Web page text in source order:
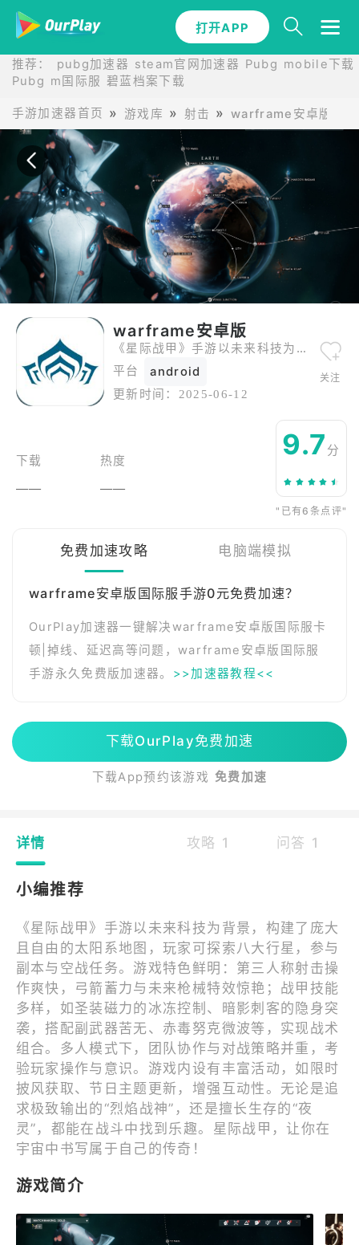
打开APP
推荐： pubg加速器 steam官网加速器 Pubg mobile下载
Pubg m国际服 碧蓝档案下载
手游加速器首页 游戏库 射击 warframe安卓版
打开APP
warframe安卓版
《星际战甲》手游以未来科技为背景，构建了庞大且自由的太阳系地图，玩家可探索八大行星，参与副本与空战任务。游戏特色鲜明：第三人称射击操作爽快，弓箭蓄力与未来枪械特效惊艳；战甲技能多样，如圣装磁力的冰冻控制、暗影刺客的隐身突袭，搭配副武器苦无、赤毒努克微波等，实现战术组合。多人模式下，团队协作与对战策略并重，考验玩家操作与意识。游戏内设有丰富活动，如限时披风获取、节日主题更新，增强互动性。无论是追求极致输出的“烈焰战神”，还是擅长生存的“夜灵”，都能在战斗中找到乐趣。星际战甲，让你在宇宙中书写属于自己的传奇！
平台
android
更新时间： 2025-06-12
关注
下载
——
热度
——
9.7 分
"已有6条点评"
免费加速攻略 电脑端模拟
warframe安卓版国际服手游0元免费加速？
OurPlay加速器一键解决warframe安卓版国际服卡
顿|掉线、延迟高等问题，warframe安卓版国际服
手游永久免费版加速器。 >>加速器教程<<
下载OurPlay免费加速
下载App预约该游戏 免费加速
详情 攻略 1 问答 1
小编推荐
《星际战甲》手游以未来科技为背景，构建了庞大
且自由的太阳系地图，玩家可探索八大行星，参与
副本与空战任务。游戏特色鲜明：第三人称射击操
作爽快，弓箭蓄力与未来枪械特效惊艳；战甲技能
多样，如圣装磁力的冰冻控制、暗影刺客的隐身突
袭，搭配副武器苦无、赤毒努克微波等，实现战术
组合。多人模式下，团队协作与对战策略并重，考
验玩家操作与意识。游戏内设有丰富活动，如限时
披风获取、节日主题更新，增强互动性。无论是追
求极致输出的“烈焰战神”，还是擅长生存的“夜
灵”，都能在战斗中找到乐趣。星际战甲，让你在
宇宙中书写属于自己的传奇！
游戏简介